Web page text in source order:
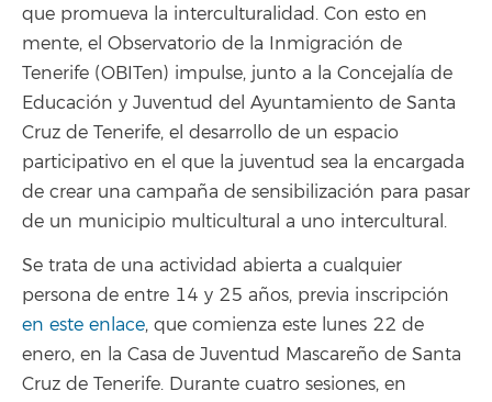
que promueva la interculturalidad. Con esto en
mente, el Observatorio de la Inmigración de
Tenerife (OBITen) impulse, junto a la Concejalía de
Educación y Juventud del Ayuntamiento de Santa
Cruz de Tenerife, el desarrollo de un espacio
participativo en el que la juventud sea la encargada
de crear una campaña de sensibilización para pasar
de un municipio multicultural a uno intercultural.
Se trata de una actividad abierta a cualquier
persona de entre 14 y 25 años, previa inscripción
en este enlace, que comienza este lunes 22 de
enero, en la Casa de Juventud Mascareño de Santa
Cruz de Tenerife. Durante cuatro sesiones, en